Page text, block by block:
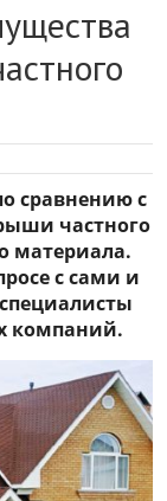
сравнению с
частного
материала.
с сами и
компаний.